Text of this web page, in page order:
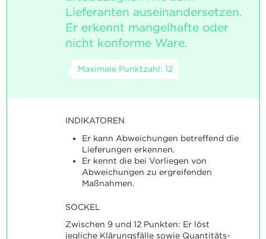
Lieferanten auseinandersetzen.
Er erkennt mangelhafte oder
nicht konforme Ware.
Maximale Punktzahl: 12
INDIKATOREN
Er kann Abweichungen betreffend die
Lieferungen erkennen.
Er kennt die bei Vorliegen von
Abweichungen zu ergreifenden
Maßnahmen.
SOCKEL
Zwischen 9 und 12 Punkten: Er löst
jegliche Klärungsfälle sowie Quantitäts-